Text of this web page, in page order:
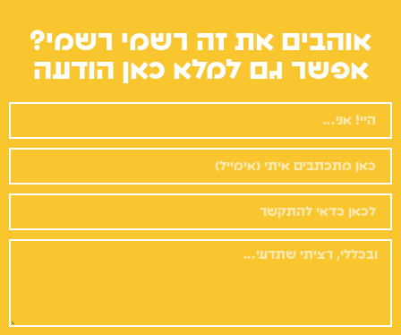
אוהבים את זה רשמי רשמי?
אפשר גם למלא כאן הודעה